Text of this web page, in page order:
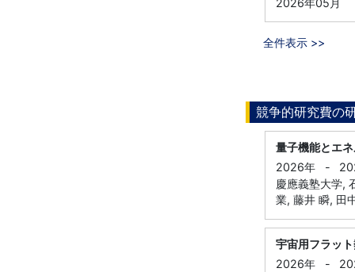
2026年05月
全件表示 >>
競争的研究費の
量子機能とエ
2026年
-
慶應義塾大学,
業, 藤井 瞬, 田
宇宙用フラッ
2026年
-